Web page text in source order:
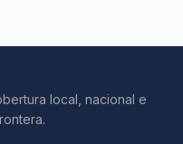
local, nacional e